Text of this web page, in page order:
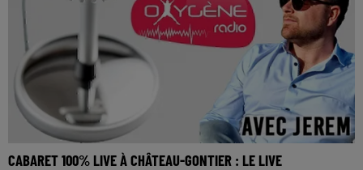
CABARET 100% LIVE À CHÂTEAU-GONTIER : LE LIVE